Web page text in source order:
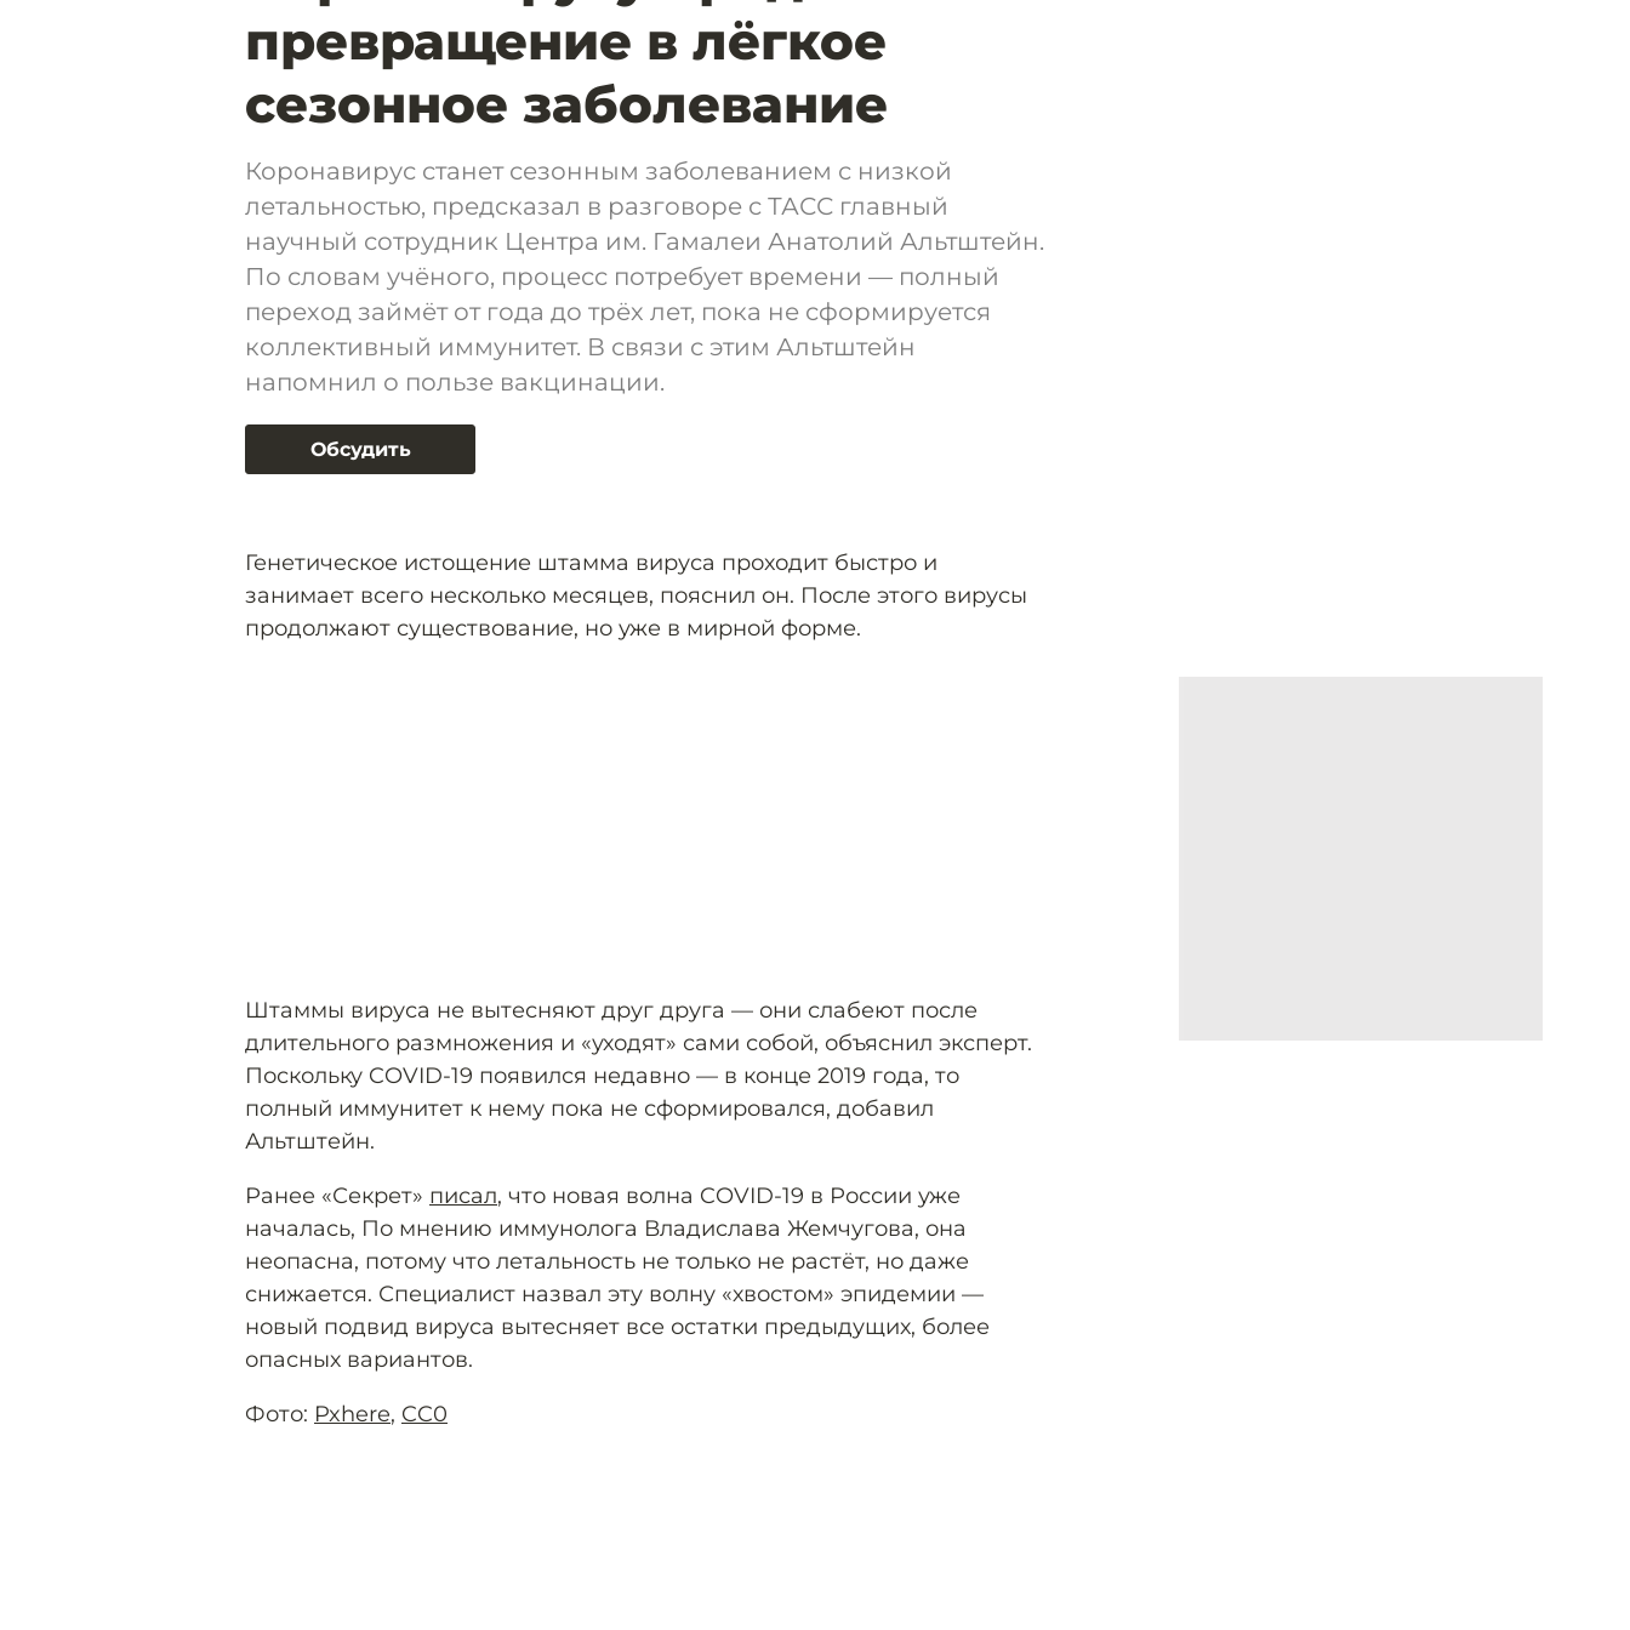
превращение в лёгкое
сезонное заболевание
Коронавирус станет сезонным заболеванием с низкой
летальностью, предсказал в разговоре с ТАСС главный
научный сотрудник Центра им. Гамалеи Анатолий Альтштейн.
По словам учёного, процесс потребует времени — полный
переход займёт от года до трёх лет, пока не сформируется
коллективный иммунитет. В связи с этим Альтштейн
напомнил о пользе вакцинации.
Обсудить
Генетическое истощение штамма вируса проходит быстро и
занимает всего несколько месяцев, пояснил он. После этого вирусы
продолжают существование, но уже в мирной форме.
Штаммы вируса не вытесняют друг друга — они слабеют после
длительного размножения и «уходят» сами собой, объяснил эксперт.
Поскольку COVID-19 появился недавно — в конце 2019 года, то
полный иммунитет к нему пока не сформировался, добавил
Альтштейн.
Ранее «Секрет» писал, что новая волна COVID-19 в России уже
началась, По мнению иммунолога Владислава Жемчугова, она
неопасна, потому что летальность не только не растёт, но даже
снижается. Специалист назвал эту волну «хвостом» эпидемии —
новый подвид вируса вытесняет все остатки предыдущих, более
опасных вариантов.
Фото: Pxhere, CC0